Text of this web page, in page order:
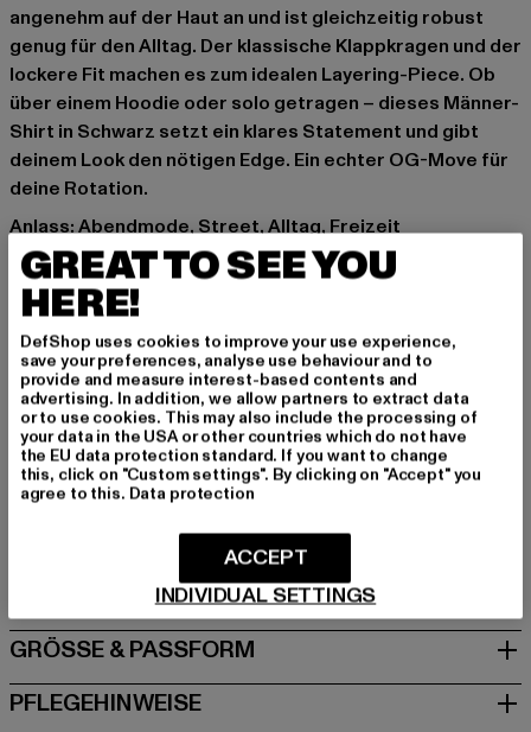
angenehm auf der Haut an und ist gleichzeitig robust
genug für den Alltag. Der klassische Klappkragen und der
lockere Fit machen es zum idealen Layering-Piece. Ob
über einem Hoodie oder solo getragen – dieses Männer-
Shirt in Schwarz setzt ein klares Statement und gibt
deinem Look den nötigen Edge. Ein echter OG-Move für
deine Rotation.
Anlass: Abendmode, Street, Alltag, Freizeit
Ausschnitt: Klappkragen
Ärmelart: Langarm
Marke: Urban Classics
Kat.: Hemden
Farbe: schwarz, rot
Hersteller Farbe: blk/red
Materialzusammensetzung: 100% Baumwolle
Art.Nr: TB297-00044
Hersteller: TB International GmbH |
Dr.-Robert-Murjahn-Straße 7 | 64372 Ober-Ramstadt |
GRÖSSE & PASSFORM
PFLEGEHINWEISE
GREAT TO SEE YOU
HERE!
DefShop uses cookies to improve your use experience,
save your preferences, analyse use behaviour and to
provide and measure interest-based contents and
advertising. In addition, we allow partners to extract data
or to use cookies. This may also include the processing of
your data in the USA or other countries which do not have
the EU data protection standard. If you want to change
this, click on "Custom settings". By clicking on "Accept" you
agree to this. Data protection
INDIVIDUAL SETTINGS
ACCEPT